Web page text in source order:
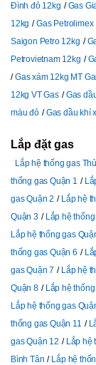
Đình đỏ 12kg
Gas
12kg
Gas Petrolimex
Saigon Petro 12kg
Petrovietnam 12kg
Gas xám 12kg MT
12kg VT Gas
Gas
màu đỏ
Gas dầu khí
Lắp đặt gas
Lắp hệ thống gas
thống gas Quận 1
gas Quận 2
Lắp hệ
Quận 3
Lắp hệ
Lắp hệ thống gas
thống gas Quận 6
gas Quận 7
Lắp hệ
Quận 8
Lắp hệ
Lắp hệ thống gas
thống gas Quận 11
gas Quận 12
Lắp hệ
Bình Tân
Lắp hệ